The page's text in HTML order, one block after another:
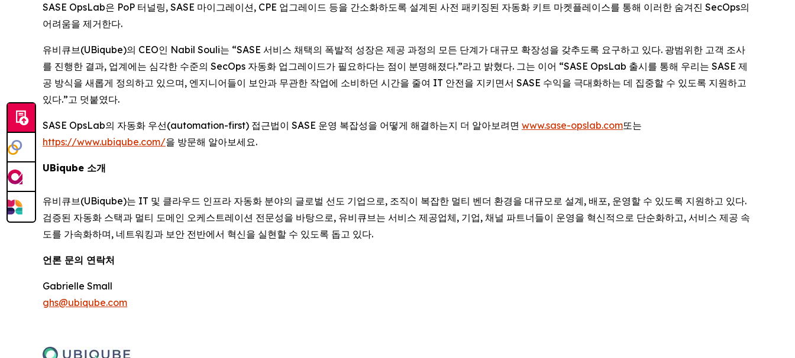
SASE OpsLab은 PoP 터널링, SASE 마이그레이션, CPE 업그레이드 등을 간소화하도록 설계된 사전 패키징된 자동화 키트 마켓플레이스를 통해 이러한 숨겨진 SecOps의
어려움을 제거한다.
유비큐브(UBiqube)의 CEO인 Nabil Souli는 “SASE 서비스 채택의 폭발적 성장은 제공 과정의 모든 단계가 대규모 확장성을 갖추도록 요구하고 있다. 광범위한 고객 조사
를 진행한 결과, 업계에는 심각한 수준의 SecOps 자동화 업그레이드가 필요하다는 점이 분명해졌다.”라고 밝혔다. 그는 이어 “SASE OpsLab 출시를 통해 우리는 SASE 제
공 방식을 새롭게 정의하고 있으며, 엔지니어들이 보안과 무관한 작업에 소비하던 시간을 줄여 IT 안전을 지키면서 SASE 수익을 극대화하는 데 집중할 수 있도록 지원하고
있다.”고 덧붙였다.
SASE OpsLab의 자동화 우선(automation-first) 접근법이 SASE 운영 복잡성을 어떻게 해결하는지 더 알아보려면 www.sase-opslab.com또는
https://www.ubiqube.com/을 방문해 알아보세요.
UBiqube 소개
유비큐브(UBiqube)는 IT 및 클라우드 인프라 자동화 분야의 글로벌 선도 기업으로, 조직이 복잡한 멀티 벤더 환경을 대규모로 설계, 배포, 운영할 수 있도록 지원하고 있다.
검증된 자동화 스택과 멀티 도메인 오케스트레이션 전문성을 바탕으로, 유비큐브는 서비스 제공업체, 기업, 채널 파트너들이 운영을 혁신적으로 단순화하고, 서비스 제공 속
도를 가속화하며, 네트워킹과 보안 전반에서 혁신을 실현할 수 있도록 돕고 있다.
언론 문의 연락처
Gabrielle Small
ghs@ubiqube.com